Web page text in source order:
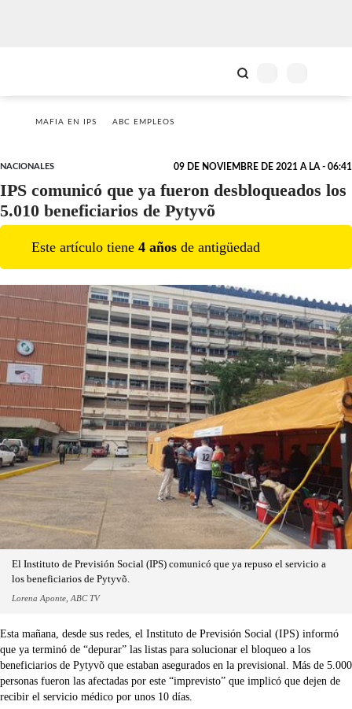
MAFIA EN IPS ABC EMPLEOS
NACIONALES 09 DE NOVIEMBRE DE 2021 A LA - 06:41
IPS comunicó que ya fueron desbloqueados los
5.010 beneficiarios de Pytyvõ
Este artículo tiene 4 años de antigüedad
El Instituto de Previsión Social (IPS) comunicó que ya repuso el servicio a
los beneficiarios de Pytyvõ.
Lorena Aponte, ABC TV
Esta mañana, desde sus redes, el Instituto de Previsión Social (IPS) informó
que ya terminó de “depurar” las listas para solucionar el bloqueo a los
beneficiarios de Pytyvõ que estaban asegurados en la previsional. Más de 5.000
personas fueron las afectadas por este “imprevisto” que implicó que dejen de
recibir el servicio médico por unos 10 días.